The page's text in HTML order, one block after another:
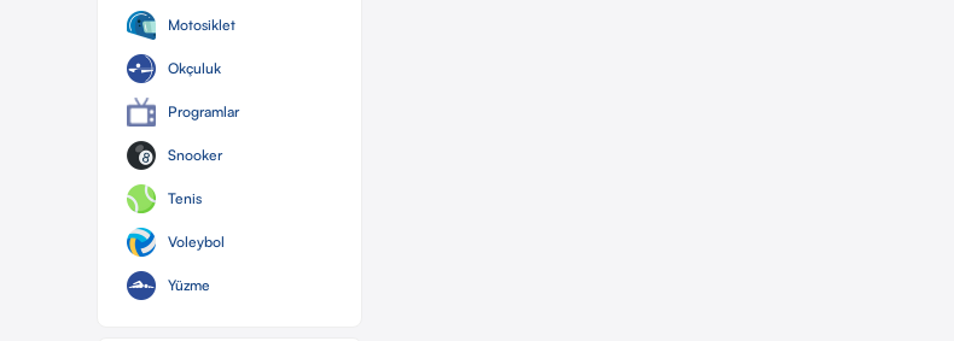
Motosiklet
Okçuluk
Programlar
Snooker
Tenis
Voleybol
Yüzme